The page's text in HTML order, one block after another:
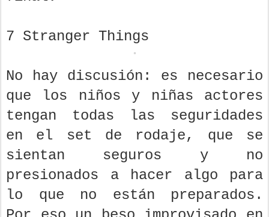
7 Stranger Things
No hay discusión: es necesario
que los niños y niñas actores
tengan todas las seguridades
en el set de rodaje, que se
sientan seguros y no
presionados a hacer algo para
lo que no están preparados.